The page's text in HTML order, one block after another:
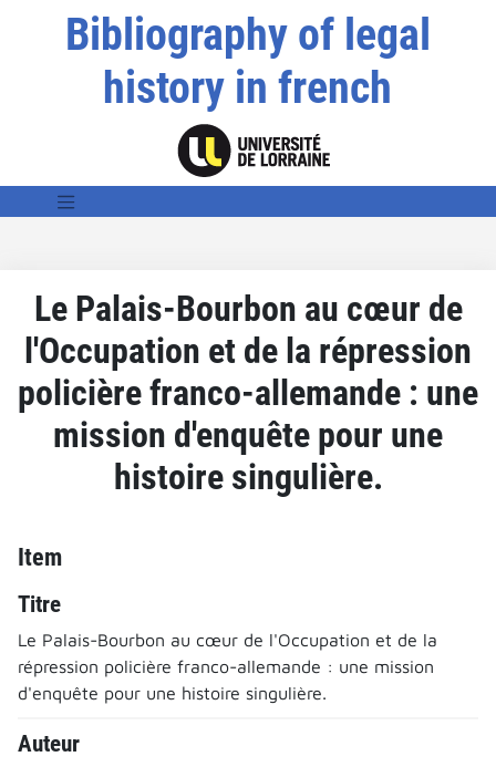
Bibliography of legal
history in french
Le Palais-Bourbon au cœur de
l'Occupation et de la répression
policière franco-allemande : une
mission d'enquête pour une
histoire singulière.
Item
Titre
Le Palais-Bourbon au cœur de l'Occupation et de la
répression policière franco-allemande : une mission
d'enquête pour une histoire singulière.
Auteur